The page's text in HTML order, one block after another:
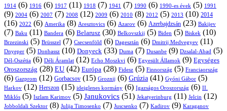
1914 (6) 1916 (6) 1917 (11) 1918 (7) 1941 (7) 1990 (6) 1990-es évek (5) 1991
(9) 2004 (6) 2007 (7) 2008 (12) 2009 (6) 2010 (8) 2012 (5) 2013 (10) 2014
(16) 2022 (6) Amerika (8) Aresztovics (6) Azarov (6) Azerbajdzsán (23) Bakijev
(7) Baku (11) Bandera (6) Belarusz (30) Belkovszkij (5) Biden (5) Biskek (10)
Brzezinski (5) Brüsszel (7) Csecsenföld (6) Dagesztán (6) Dmitrij Medvegyev (11)
Dnyeper (5) Donbassz (10) Donyeck (33) Duma (7) Dusanbe (9) Dzsalal-Abad (5)
Dél-Oszétia (6) Déli Áramlat (12) Echo Moszkvi (6) Egyesült Államok (9) Egységes
Oroszország (28) EU (42) Európa (28) Fidesz (5) Finnország (5) Franciaország
(6) Gazprom (12) Gorbacsov (15) Groznij (6) Grúzia (41) Gyóni Gábor (5)
Harkov (12) Herszon (15) ideiglenes kormány (6) Igazságos Oroszország (6) II.
Miklós (5) Iszlam Karimov (5) Janukovics (51) Jekatyerinburg (11) Jelcin (12)
Jobboldali Szektor (8) Julija Timosenko (7) Juscsenko (7) Kadirov (9) Karaganov